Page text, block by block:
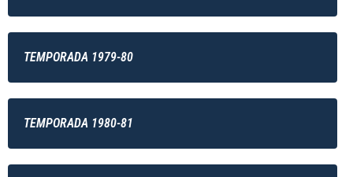
TEMPORADA 1979-80
TEMPORADA 1980-81